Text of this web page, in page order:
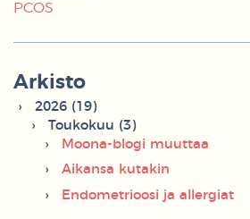
PCOS
Arkisto
2026 (19)
Toukokuu (3)
Moona-blogi muuttaa
Aikansa kutakin
Endometrioosi ja allergiat